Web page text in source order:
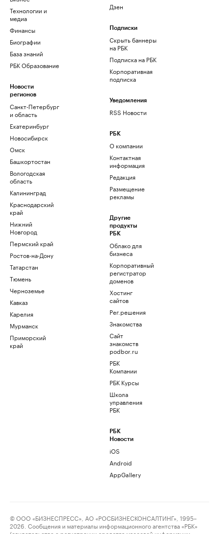
Технологии и
медиа
Финансы
Биографии
База знаний
РБК Образование
Новости
регионов
Санкт-Петербург
и область
Екатеринбург
Новосибирск
Омск
Башкортостан
Вологодская
область
Калининград
Краснодарский
край
Нижний
Новгород
Пермский край
Ростов-на-Дону
Татарстан
Тюмень
Черноземье
Кавказ
Карелия
Мурманск
Приморский
край
Дзен
Подписки
Скрыть баннеры
на РБК
Подписка на РБК
Корпоративная
подписка
Уведомления
RSS Новости
РБК
О компании
Контактная
информация
Редакция
Размещение
рекламы
Другие
продукты
РБК
Облако для
бизнеса
Корпоративный
регистратор
доменов
Хостинг
сайтов
Рег.решения
Знакомства
Сайт
знакомств
podbor.ru
РБК
Компании
РБК Курсы
Школа
управления
РБК
РБК
Новости
iOS
Android
AppGallery
© ООО «БИЗНЕСПРЕСС», АО «РОСБИЗНЕСКОНСАЛТИНГ», 1995–
2026. Сообщения и материалы информационного агентства «РБК»